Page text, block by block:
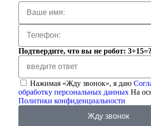
Подтвердите, что вы не робот: 3+15=?
Нажимая «Жду звонок», я даю
обработку персональных данных На
Политики конфиденциальности
Жду звонок